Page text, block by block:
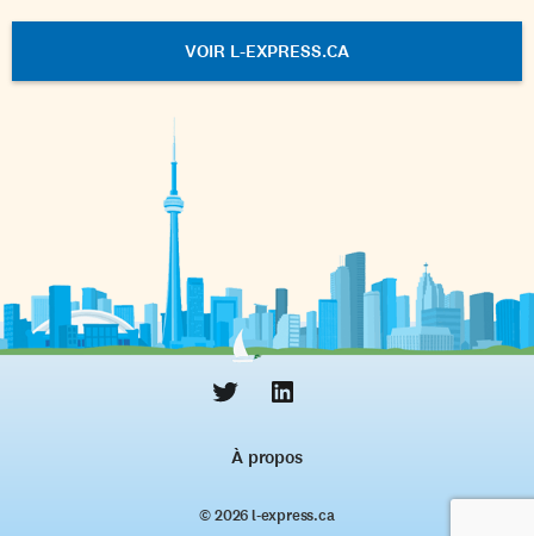
VOIR L-EXPRESS.CA
À propos
© 2026 l‑express.ca